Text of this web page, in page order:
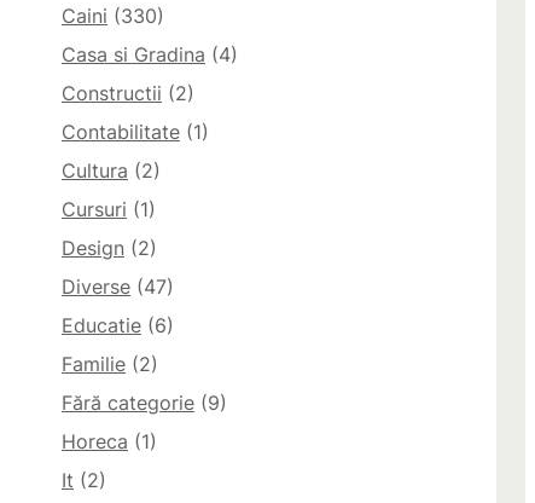
Caini (330)
Casa si Gradina (4)
Constructii (2)
Contabilitate (1)
Cultura (2)
Cursuri (1)
Design (2)
Diverse (47)
Educatie (6)
Familie (2)
Fără categorie (9)
Horeca (1)
It (2)